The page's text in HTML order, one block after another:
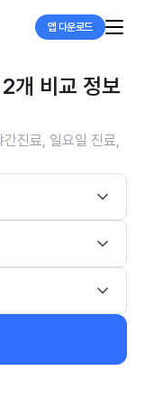
앱 다운로드
개 비교 정보
진료, 일요일 진료,